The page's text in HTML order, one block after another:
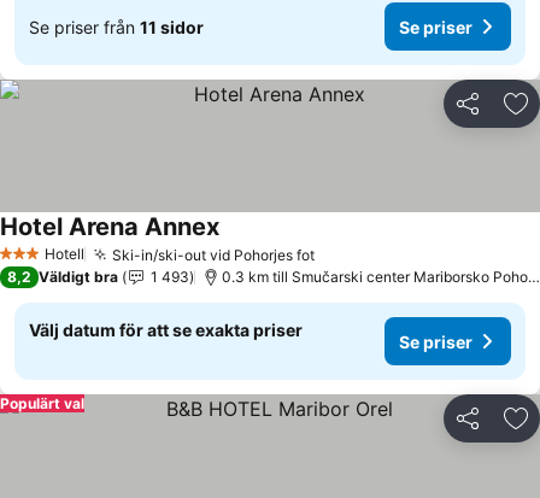
Se priser från 11 sidor Se priser
Dela
3 StjärnorHotell Ski-in/ski-out vid Pohorjes fotSe priser
Hotel Arena AnnexSe priser
8,2 Väldigt bra 1 493 0.3 km till Smučarski center Mariborsko
Välj datum för att se exakta priser
Se priser
Dela
Populärt val